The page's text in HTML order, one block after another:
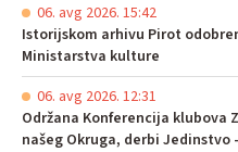
06. avg 2026. 15:42
Istorijskom arhivu Pirot
Ministarstva kulture
06. avg 2026. 12:31
Održana Konferencija klubova
našeg Okruga, derbi Jedinstvo